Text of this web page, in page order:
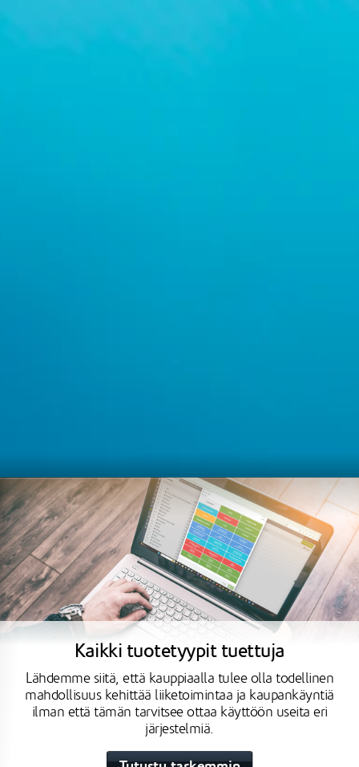
Kaikki tuotetyypit tuettuja
Lähdemme siitä, että kauppiaalla tulee olla todellinen
mahdollisuus kehittää liiketoimintaa ja kaupankäyntiä
ilman että tämän tarvitsee ottaa käyttöön useita eri
järjestelmiä.